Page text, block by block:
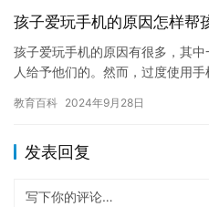
孩子爱玩手机的原因怎样帮
孩子爱玩手机的原因有很多，其
人给予他们的。然而，过度使用
瘾是很…
教育百科 2024年9月28日
发表回复